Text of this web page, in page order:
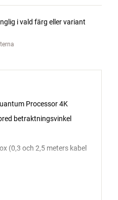
i vald färg eller variant
Processor 4K
betraktningsvinkel
(0,3 och 2,5 meters kabel